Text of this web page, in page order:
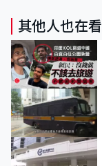
其他人也在看